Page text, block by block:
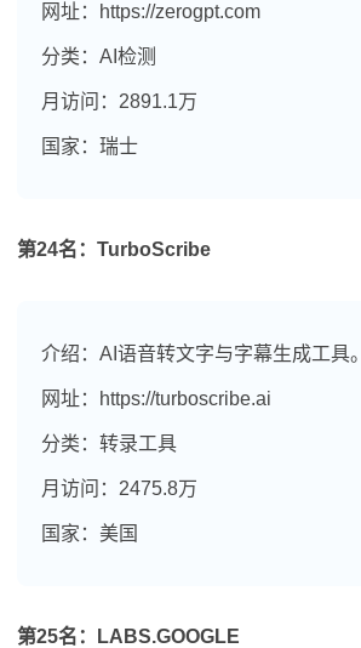
网址：https://zerogpt.com
分类：AI检测
月访问：2891.1万
国家：瑞士
第24名：TurboScribe
介绍：AI语音转文字与字幕生成工具。
网址：https://turboscribe.ai
分类：转录工具
月访问：2475.8万
国家：美国
第25名：LABS.GOOGLE